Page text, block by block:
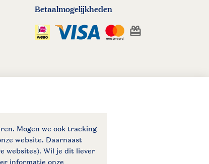
Betaalmogelijkheden
© 2026 Landal